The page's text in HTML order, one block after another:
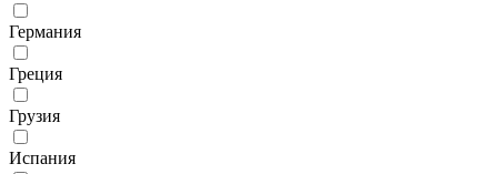
Германия
Греция
Грузия
Испания